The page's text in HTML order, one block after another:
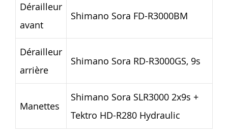
Dérailleur
avant
Shimano Sora FD-R3000BM
Dérailleur
arrière
Shimano Sora RD-R3000GS, 9s
Manettes
Shimano Sora SLR3000 2x9s +
Tektro HD-R280 Hydraulic